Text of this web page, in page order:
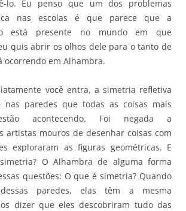
lo. Eu penso que um dos problemas
nas escolas é que parece que a
está presente no mundo em que
quis abrir os olhos dele para o tanto de
ocorrendo em Alhambra.
você entra, a simetria refletiva
nas paredes que todas as coisas mais
acontecendo. Foi negada a
artistas mouros de desenhar coisas com
exploraram as figuras geométricas. E
O Alhambra de alguma forma
questões: O que é simetria? Quando
paredes, elas têm a mesma
dizer que eles descobriram tudo das